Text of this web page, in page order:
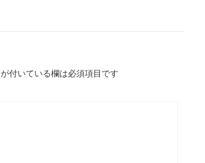
が付いている欄は必須項目です